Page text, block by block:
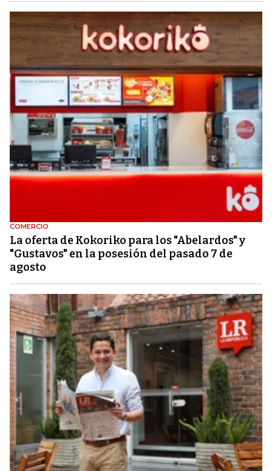
COMERCIO
La oferta de Kokoriko para los "Abelardos" y
"Gustavos" en la posesión del pasado 7 de
agosto